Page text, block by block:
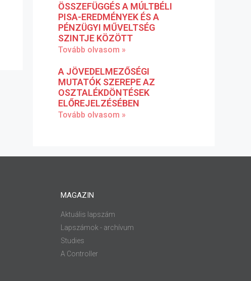
ÖSSZEFÜGGÉS A MÚLTBÉLI
PISA-EREDMÉNYEK ÉS A
PÉNZÜGYI MŰVELTSÉG
SZINTJE KÖZÖTT
Tovább olvasom »
A JÖVEDELMEZŐSÉGI
MUTATÓK SZEREPE AZ
OSZTALÉKDÖNTÉSEK
ELŐREJELZÉSÉBEN
Tovább olvasom »
MAGAZIN
Aktuális lapszám
Lapszámok - archívum
Studies
A Controller